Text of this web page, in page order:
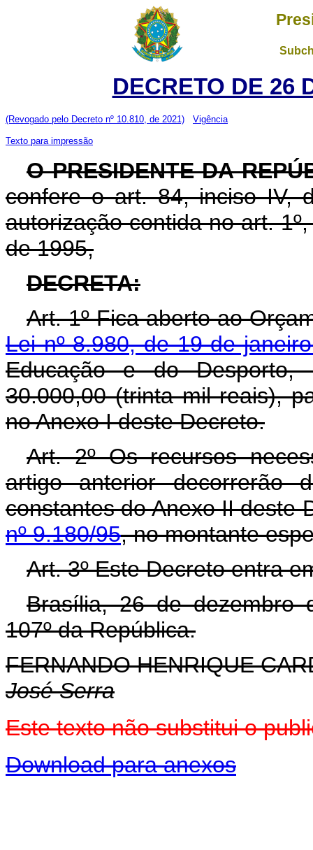
DECRETO DE 26
(Revogado pelo Decreto nº 10.810, de 2021) Vigência
Texto para impressão
O PRESIDENTE DA
confere o art. 84, inciso IV,
autorização contida no art.
de 1995,
DECRETA:
Art. 1º Fica aberto ao
Lei nº 8.980, de 19 de
Educação e do
30.000,00 (trinta mil reais),
no Anexo I deste Decreto.
Art. 2º Os recursos
artigo anterior decorrerão
constantes do Anexo II deste
nº 9.180/95, no montante
Art. 3º Este Decreto entra
Brasília, 26 de dezembro
107º da República.
FERNANDO HENRIQUE
José Serra
Este texto não substitui o
Download para anexos